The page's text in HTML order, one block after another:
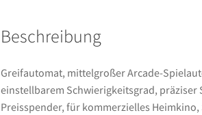
präziser
Preisspender,
für
kommerzielles
Beschreibung
Greifautomat, mittelgroßer Arcade-
einstellbarem Schwierigkeitsgrad, präziser
Preisspender, für kommerzielles Heimkino,